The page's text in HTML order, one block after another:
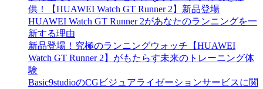
供！【HUAWEI Watch GT Runner 2】新品登場
HUAWEI Watch GT Runner 2があなたのランニングを一
新する理由
新品登場！究極のランニングウォッチ【HUAWEI
Watch GT Runner 2】がもたらす未来のトレーニング体
験
Basic9studioのCGビジュアライゼーションサービスに関